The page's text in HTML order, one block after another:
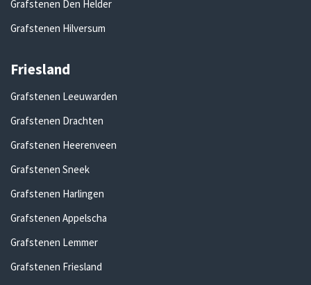
Grafstenen Den Helder
Grafstenen Hilversum
Friesland
Grafstenen Leeuwarden
Grafstenen Drachten
Grafstenen Heerenveen
Grafstenen Sneek
Grafstenen Harlingen
Grafstenen Appelscha
Grafstenen Lemmer
Grafstenen Friesland